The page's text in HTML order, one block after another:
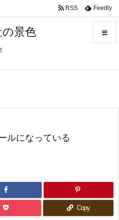
景色
RSS Feedly
ルになっている
Copy